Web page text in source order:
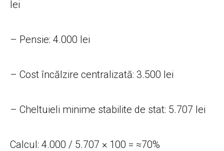
lei
– Pensie: 4.000 lei
– Cost încălzire centralizată: 3.500 lei
– Cheltuieli minime stabilite de stat: 5.707 lei
Calcul: 4.000 / 5.707 × 100 = ≈70%